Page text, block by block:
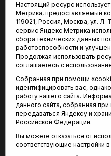
Редакция:
625035, Тюмень, пр.
(3452) 68-22-28
tum-arena@mail.ru
Отдел продаж:
(3452) 68-89-78
kotovaev@sibinformburo.ru
Настоящий ресурс
Метрика, предоставляемый
119021, Россия, Москва, ул.
сервис Яндекс Метрика
сбора технических данных
работоспособности и
Продолжая использовать
соглашаетесь с
Собранная при помощи
идентифицировать вас,
работу нашего сайта.
данного сайта, собранная
передаваться Яндексу и
Российской Федерации.
Вы можете отказаться от
соответствующие настройки